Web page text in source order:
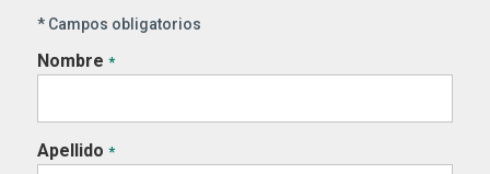
* Campos obligatorios
Nombre *
Apellido *